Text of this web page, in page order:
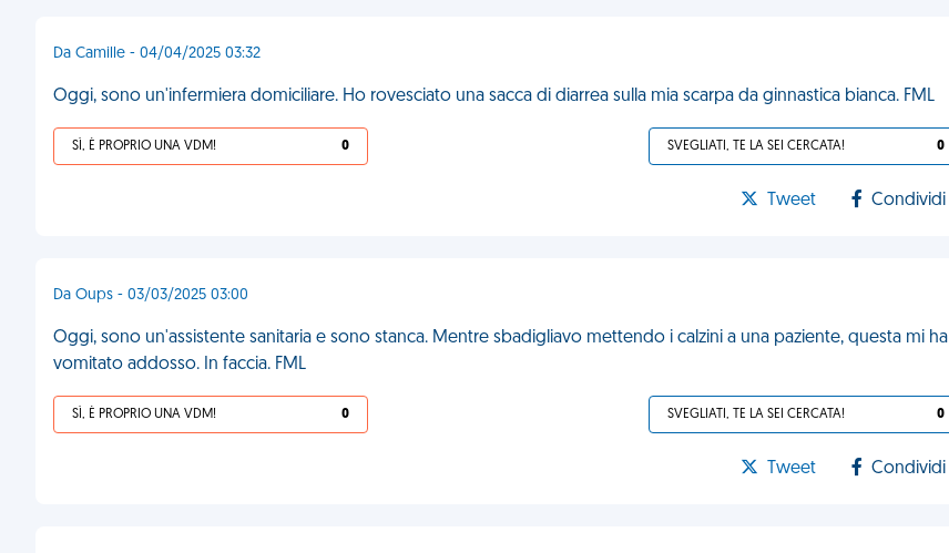
Da Camille - 04/04/2025 03:32
Oggi, sono un'infermiera domiciliare. Ho rovesciato una sacca di diarrea sulla mia scarpa da ginnastica bianca. FML
SÌ, È PROPRIO UNA VDM! 0 SVEGLIATI, TE LA SEI CERCATA! 0
Tweet Condividi
Da Oups - 03/03/2025 03:00
Oggi, sono un'assistente sanitaria e sono stanca. Mentre sbadigliavo mettendo i calzini a una paziente, questa mi ha
vomitato addosso. In faccia. FML
SÌ, È PROPRIO UNA VDM! 0 SVEGLIATI, TE LA SEI CERCATA! 0
Tweet Condividi